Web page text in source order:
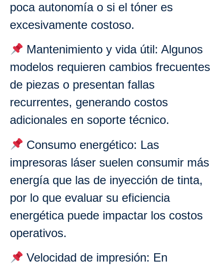
poca autonomía o si el tóner es
excesivamente costoso.
Mantenimiento y vida útil: Algunos
modelos requieren cambios frecuentes
de piezas o presentan fallas
recurrentes, generando costos
adicionales en soporte técnico.
Consumo energético: Las
impresoras láser suelen consumir más
energía que las de inyección de tinta,
por lo que evaluar su eficiencia
energética puede impactar los costos
operativos.
Velocidad de impresión: En